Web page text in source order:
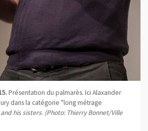
Présentation du palmarès. Ici Alaxander
dans la catégorie "long métrage
and his sisters. (Photo: Thierry Bonnet/Ville